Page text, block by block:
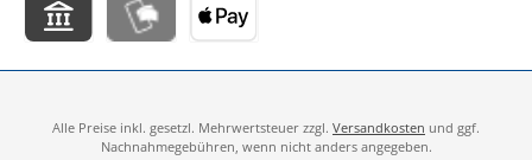
Alle Preise inkl. gesetzl. Mehrwertsteuer zzgl. Versandkosten und ggf.
Nachnahmegebühren, wenn nicht anders angegeben.